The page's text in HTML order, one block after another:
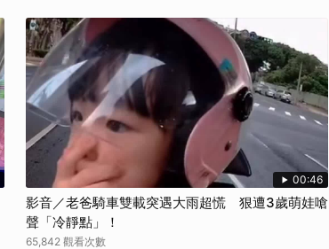
00:46
影音／老爸騎車雙載突遇大雨超慌 狠遭3歲萌娃嗆
聲「冷靜點」！
65,842 觀看次數